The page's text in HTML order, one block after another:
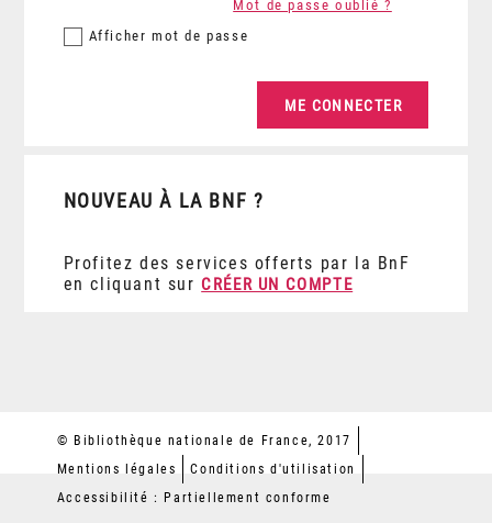
Afficher mot de passe
Mot de passe oublié ?
NOUVEAU À LA BNF ?
Profitez des services offerts par la BnF
en cliquant sur CRÉER UN COMPTE
© Bibliothèque nationale de France, 2017
Mentions légales
Conditions d'utilisation
Accessibilité : Partiellement conforme